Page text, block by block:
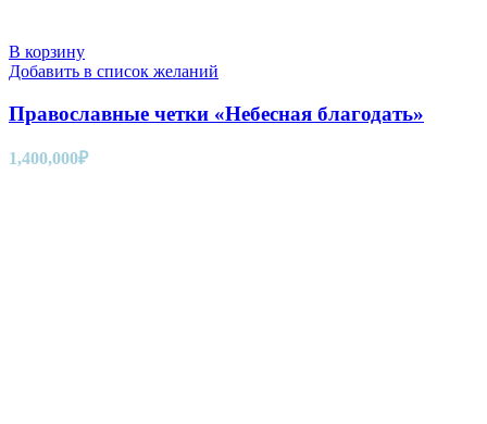
В корзину
Добавить в список желаний
Православные четки «Небесная благодать»
1,400,000₽